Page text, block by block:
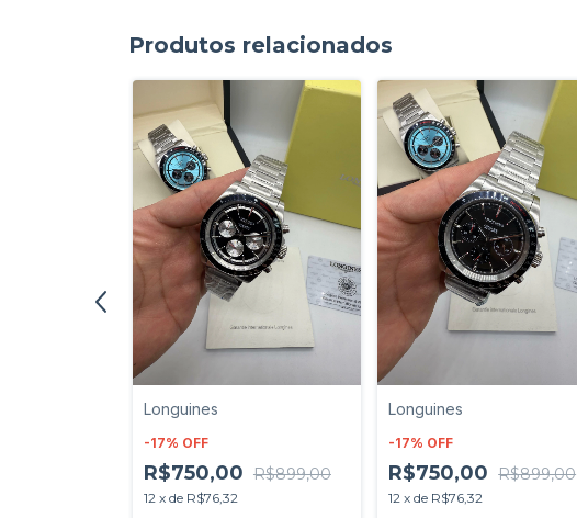
Produtos relacionados
Longuines
-17% OFF
R$750,00 R$899,00
12 x de R$76,32
Longuines
-17% OFF
R$750,00 R$899,00
12 xde R$76,32